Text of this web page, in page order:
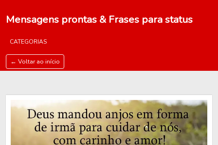
Mensagens prontas & Frases para status
CATEGORIAS
← Voltar ao início